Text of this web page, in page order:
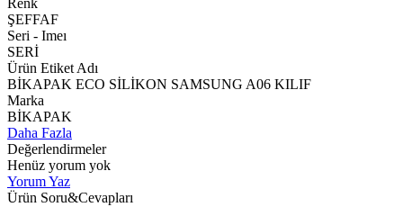
Renk
ŞEFFAF
Seri - Imeı
SERİ
Ürün Etiket Adı
BİKAPAK ECO SİLİKON SAMSUNG A06 KILIF
Marka
BİKAPAK
Daha Fazla
Değerlendirmeler
Henüz yorum yok
Yorum Yaz
Ürün Soru&Cevapları